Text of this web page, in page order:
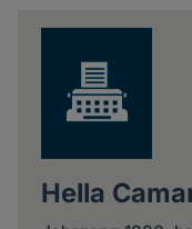
Hella